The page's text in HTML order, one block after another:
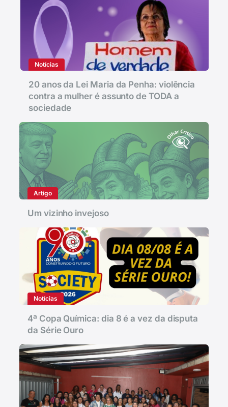
Notícias
20 anos da Lei Maria da Penha: violência
contra a mulher é assunto de TODA a
sociedade
Artigo
Um vizinho invejoso
Notícias
4ª Copa Química: dia 8 é a vez da disputa
da Série Ouro